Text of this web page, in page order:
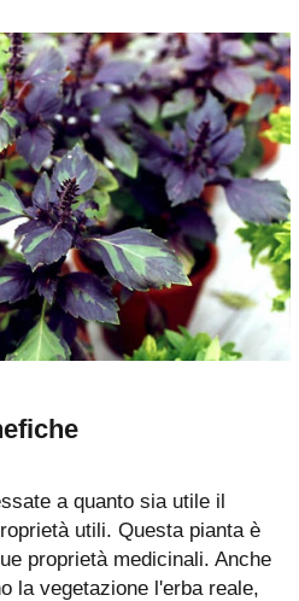
a quanto sia utile il
utili. Questa pianta è
proprietà medicinali. Anche
la vegetazione l'erba reale,